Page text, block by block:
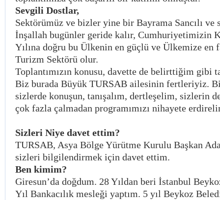
Sevgili Dostlar,
Sektörümüz ve bizler yine bir Bayrama Sancılı ve
İnşallah bugünler geride kalır, Cumhuriyetimizin
Yılına doğru bu Ülkenin en güçlü ve Ülkemize en
Turizm Sektörü olur.
Toplantımızın konusu, davette de belirttiğim gibi
Biz burada Büyük TURSAB ailesinin fertleriyiz.
sizlerde konuşun, tanışalım, dertleşelim, sizlerin
çok fazla çalmadan programımızı nihayete
Sizleri Niye davet ettim?
TURSAB, Asya Bölge Yürütme Kurulu Başkan
sizleri bilgilendirmek için davet ettim.
Ben kimim?
Giresun’da doğdum. 28 Yıldan beri İstanbul
Yıl Bankacılık mesleği yaptım. 5 yıl Beykoz